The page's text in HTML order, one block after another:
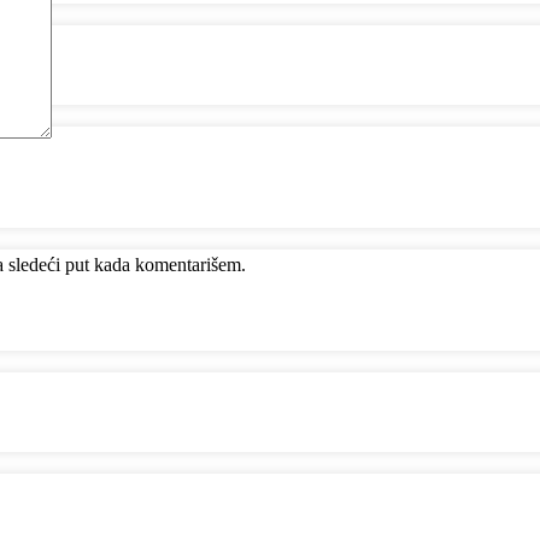
put kada komentarišem.